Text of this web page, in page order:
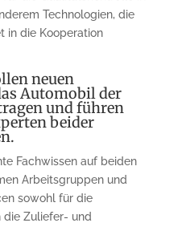
Technologien, die
in die Kooperation
neuen
Automobil der
und führen
beider
Fachwissen auf beiden
Arbeitsgruppen und
sowohl für die
die Zuliefer- und